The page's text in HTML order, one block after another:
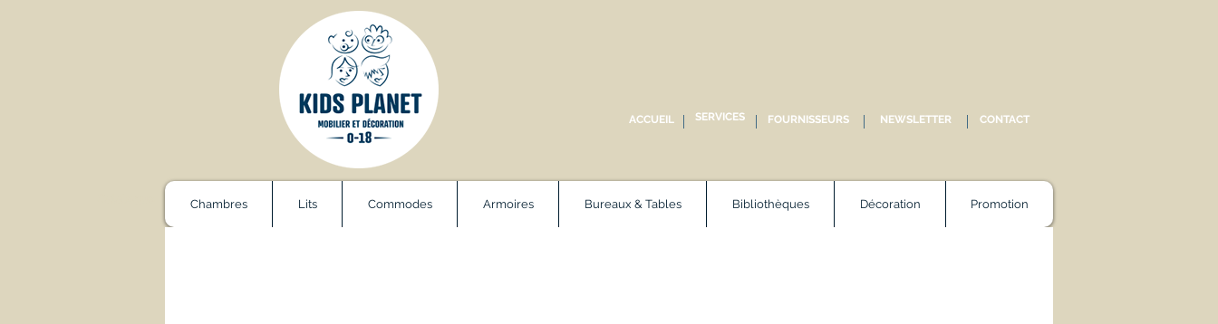
ACCUEIL SERVICES FOURNISSEURS CONTACT
NEWSLETTER
Chambres Lits Commodes Armoires Bureaux & Tables Bibliothèques Décoration Promotion